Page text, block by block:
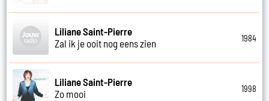
Liliane Saint-Pierre
Zal ik je ooit nog eens zien
1984
Liliane Saint-Pierre
Zo mooi
1998